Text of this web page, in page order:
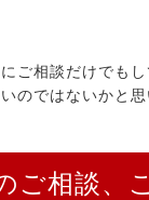
ご相談だけでも
のではないかと思
ご相談、